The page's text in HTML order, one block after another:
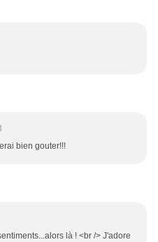
bien gouter!!!
là ! <br /> J'adore